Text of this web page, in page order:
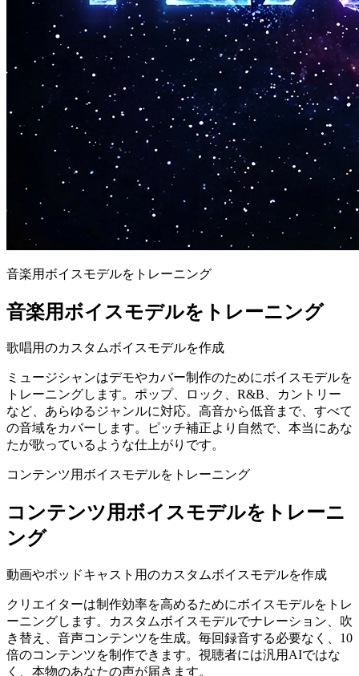
音楽用ボイスモデルをトレーニング
音楽用ボイスモデルをトレーニング
歌唱用のカスタムボイスモデルを作成
ミュージシャンはデモやカバー制作のためにボイスモデルを
トレーニングします。ポップ、ロック、R&B、カントリー
など、あらゆるジャンルに対応。高音から低音まで、すべて
の音域をカバーします。ピッチ補正より自然で、本当にあな
たが歌っているような仕上がりです。
コンテンツ用ボイスモデルをトレーニング
コンテンツ用ボイスモデルをトレーニ
ング
動画やポッドキャスト用のカスタムボイスモデルを作成
クリエイターは制作効率を高めるためにボイスモデルをトレ
ーニングします。カスタムボイスモデルでナレーション、吹
き替え、音声コンテンツを生成。毎回録音する必要なく、10
倍のコンテンツを制作できます。視聴者には汎用AIではな
く、本物のあなたの声が届きます。